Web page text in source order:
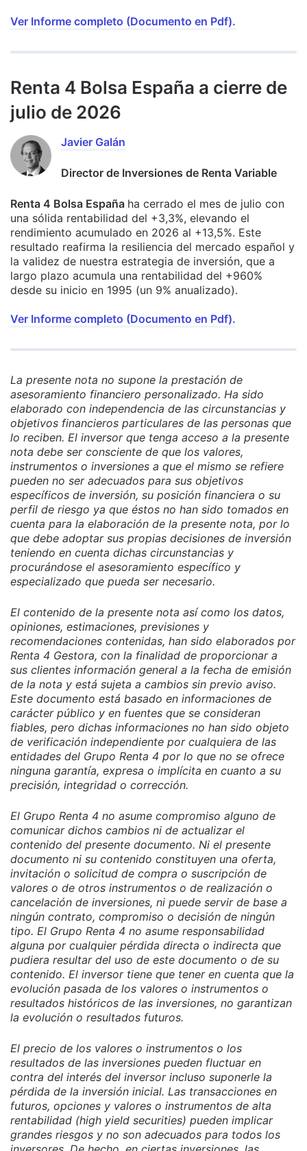
Ver Informe completo (Documento en Pdf).
Renta 4 Bolsa España a cierre de
julio de 2026
Javier Galán
Director de Inversiones de Renta Variable
Renta 4 Bolsa España ha cerrado el mes de julio con
una sólida rentabilidad del +3,3%, elevando el
rendimiento acumulado en 2026 al +13,5%. Este
resultado reafirma la resiliencia del mercado español y
la validez de nuestra estrategia de inversión, que a
largo plazo acumula una rentabilidad del +960%
desde su inicio en 1995 (un 9% anualizado).
Ver Informe completo (Documento en Pdf).
La presente nota no supone la prestación de
asesoramiento financiero personalizado. Ha sido
elaborado con independencia de las circunstancias y
objetivos financieros particulares de las personas que
lo reciben. El inversor que tenga acceso a la presente
nota debe ser consciente de que los valores,
instrumentos o inversiones a que el mismo se refiere
pueden no ser adecuados para sus objetivos
específicos de inversión, su posición financiera o su
perfil de riesgo ya que éstos no han sido tomados en
cuenta para la elaboración de la presente nota, por lo
que debe adoptar sus propias decisiones de inversión
teniendo en cuenta dichas circunstancias y
procurándose el asesoramiento específico y
especializado que pueda ser necesario.
El contenido de la presente nota así como los datos,
opiniones, estimaciones, previsiones y
recomendaciones contenidas, han sido elaborados por
Renta 4 Gestora, con la finalidad de proporcionar a
sus clientes información general a la fecha de emisión
de la nota y está sujeta a cambios sin previo aviso.
Este documento está basado en informaciones de
carácter público y en fuentes que se consideran
fiables, pero dichas informaciones no han sido objeto
de verificación independiente por cualquiera de las
entidades del Grupo Renta 4 por lo que no se ofrece
ninguna garantía, expresa o implícita en cuanto a su
precisión, integridad o corrección.
El Grupo Renta 4 no asume compromiso alguno de
comunicar dichos cambios ni de actualizar el
contenido del presente documento. Ni el presente
documento ni su contenido constituyen una oferta,
invitación o solicitud de compra o suscripción de
valores o de otros instrumentos o de realización o
cancelación de inversiones, ni puede servir de base a
ningún contrato, compromiso o decisión de ningún
tipo. El Grupo Renta 4 no asume responsabilidad
alguna por cualquier pérdida directa o indirecta que
pudiera resultar del uso de este documento o de su
contenido. El inversor tiene que tener en cuenta que la
evolución pasada de los valores o instrumentos o
resultados históricos de las inversiones, no garantizan
la evolución o resultados futuros.
El precio de los valores o instrumentos o los
resultados de las inversiones pueden fluctuar en
contra del interés del inversor incluso suponerle la
pérdida de la inversión inicial. Las transacciones en
futuros, opciones y valores o instrumentos de alta
rentabilidad (high yield securities) pueden implicar
grandes riesgos y no son adecuados para todos los